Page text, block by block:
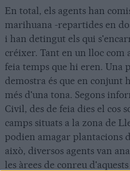
En total, els agents han
marihuana -repartides en
i han detingut els qui
créixer. Tant en un lloc com
feia temps que hi eren. Una
demostra és que en conjunt
més d'una tona. Segons
Civil, des de feia dies el cos
camps situats a la zona de
podien amagar plantacions
això, diversos agents van
les àrees de conreu